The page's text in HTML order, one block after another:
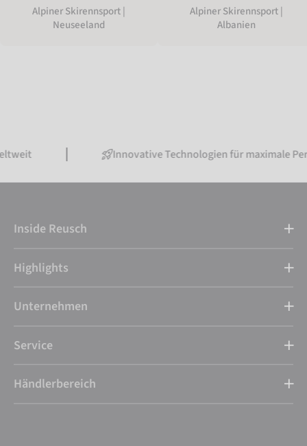
Alpiner Skirennsport |
Neuseeland
Alpiner Skirennsport |
Albanien
Innovative Technologien für maximale Performance
Inside Reusch
Highlights
Unternehmen
Service
Händlerbereich